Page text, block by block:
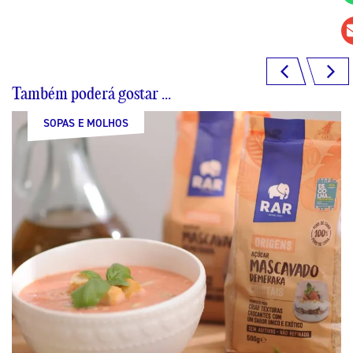
Também poderá gostar ...
SOPAS E MOLHOS
SOPAS E MOLHOS
SOPAS E MOLHOS
SOPAS E MOLHOS